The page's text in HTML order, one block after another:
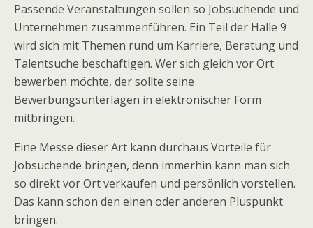
Passende Veranstaltungen sollen so Jobsuchende und
Unternehmen zusammenführen. Ein Teil der Halle 9
wird sich mit Themen rund um Karriere, Beratung und
Talentsuche beschäftigen. Wer sich gleich vor Ort
bewerben möchte, der sollte seine
Bewerbungsunterlagen in elektronischer Form
mitbringen.
Eine Messe dieser Art kann durchaus Vorteile für
Jobsuchende bringen, denn immerhin kann man sich
so direkt vor Ort verkaufen und persönlich vorstellen.
Das kann schon den einen oder anderen Pluspunkt
bringen.